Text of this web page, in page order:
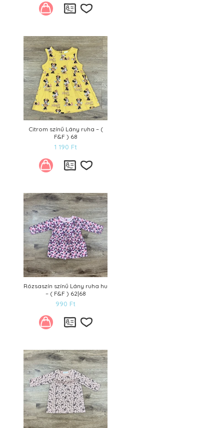
Kívánságlistára
Citrom színű Lány ruha – (
F&F ) 68
1 190 Ft
Kívánságlistára
Rózsaszín színű Lány ruha hu
– ( F&F ) 62|68
990 Ft
Kívánságlistára